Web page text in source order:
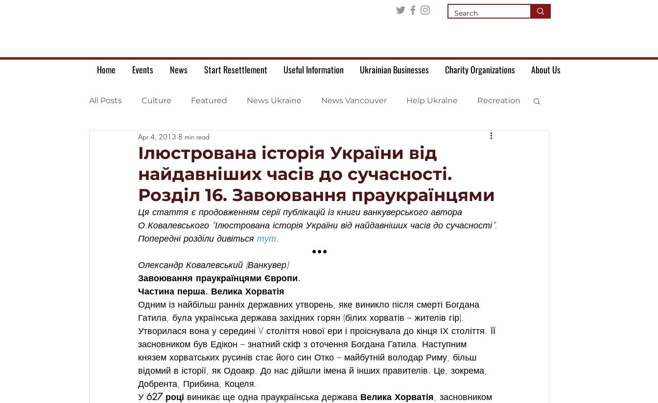
Home Events News Start Resettlement Useful Information Ukrainian Businesses Charity Organizations About Us
All Posts Culture Featured News Ukraine News Vancouver Help Ukraine Recreation
Ukrainian war letters
Ілюстрована історія України від
найдавніших часів до сучасності.
Розділ 16. Завоювання праукраїнцями
Apr 4, 2013 8 min read
Ця стаття є продовженням серії публікацій із книги ванкуверського автора
О.Ковалевського “Ілюстрована історія України від найдавніших часів до сучасності”.
Попередні розділи дивіться тут.
•••
Олександр Ковалевський (Ванкувер)
Завоювання праукраїнцями Європи.
Частина перша. Велика Хорватія
Одним із найбільш ранніх державних утворень, яке виникло після смерті Богдана
Гатила, була українська держава західних горян (білих хорватів – жителів гір).
Утворилася вона у середині V століття нової ери і проіснувала до кінця ІХ століття. ЇЇ
засновником був Едікон – знатний скіф з оточення Богдана Гатила. Наступним
князем хорватських русинів стає його син Отко – майбутній володар Риму, більш
відомий в історії, як Одоакр. До нас дійшли імена й інших правителів. Це, зокрема,
Добрента, Прибина, Коцеля.
У 627 році виникає ще одна праукраїнська держава Велика Хорватія, засновником